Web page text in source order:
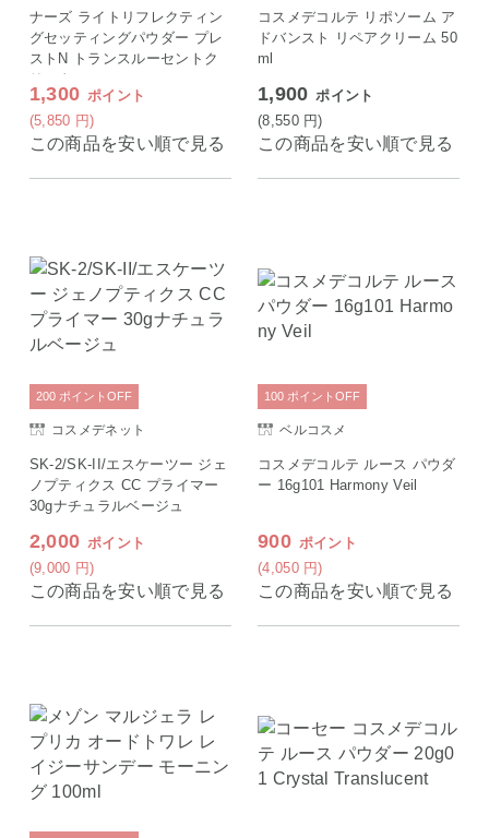
ナーズ ライトリフレクティン
グセッティングパウダー プレ
ストN トランスルーセントク
リスタル
1,300 ポイント
(5,850 円)
この商品を安い順で見る
コスメデコルテ リポソーム ア
ドバンスト リペアクリーム 50
ml
1,900 ポイント
(8,550 円)
この商品を安い順で見る
コスメデネット
SK-2/SK-II/エスケーツー ジェ
ノプティクス CC プライマー
30gナチュラルベージュ
2,000 ポイント
(9,000 円)
200 ポイント OFF
この商品を安い順で見る
ベルコスメ
コスメデコルテ ルース パウダ
ー 16g101 Harmony Veil
900 ポイント
(4,050 円)
100 ポイント OFF
この商品を安い順で見る